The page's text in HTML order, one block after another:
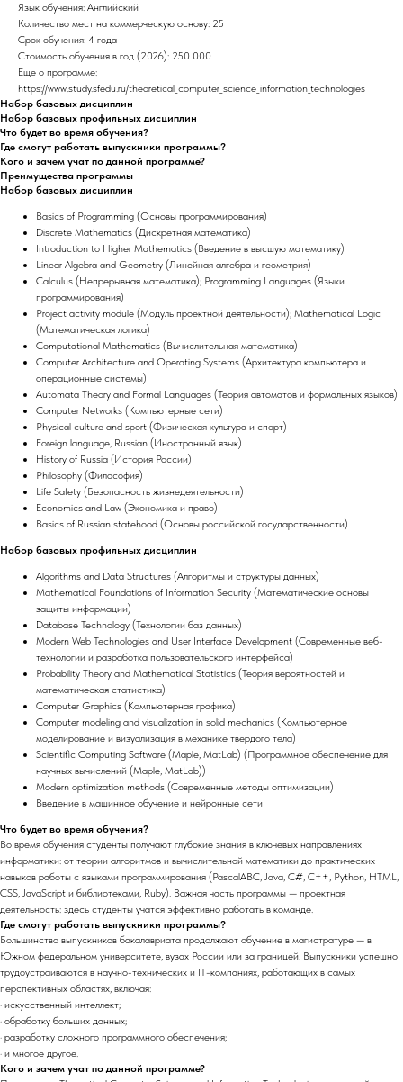
Язык обучения: Английский
Количество мест на коммерческую основу: 25
Срок обучения: 4 года
Стоимость обучения в год (2026): 250 000
Еще о программе:
https://www.study.sfedu.ru/theoretical_computer_science_information_technologies
Набор базовых дисциплин
Набор базовых профильных дисциплин
Что будет во время обучения?
Где смогут работать выпускники программы?
Кого и зачем учат по данной программе?
Преимущества программы
Набор базовых дисциплин
Basics of Programming (Основы программирования)
Discrete Mathematics (Дискретная математика)
Introduction to Higher Mathematics (Введение в высшую математику)
Linear Algebra and Geometry (Линейная алгебра и геометрия)
Calculus (Непрерывная математика); Programming Languages (Языки
программирования)
Project activity module (Модуль проектной деятельности); Mathematical Logic
(Математическая логика)
Computational Mathematics (Вычислительная математика)
Computer Architecture and Operating Systems (Архитектура компьютера и
операционные системы)
Automata Theory and Formal Languages (Теория автоматов и формальных языков)
Computer Networks (Компьютерные сети)
Physical culture and sport (Физическая культура и спорт)
Foreign language, Russian (Иностранный язык)
History of Russia (История России)
Philosophy (Философия)
Life Safety (Безопасность жизнедеятельности)
Economics and Law (Экономика и право)
Basics of Russian statehood (Основы российской государственности)
Набор базовых профильных дисциплин
Algorithms and Data Structures (Алгоритмы и структуры данных)
Mathematical Foundations of Information Security (Математические основы
защиты информации)
Database Technology (Технологии баз данных)
Modern Web Technologies and User Interface Development (Современные веб-
технологии и разработка пользовательского интерфейса)
Probability Theory and Mathematical Statistics (Теория вероятностей и
математическая статистика)
Computer Graphics (Компьютерная графика)
Computer modeling and visualization in solid mechanics (Компьютерное
моделирование и визуализация в механике твердого тела)
Scientific Computing Software (Maple, MatLab) (Программное обеспечение для
научных вычислений (Maple, MatLab))
Modern optimization methods (Современные методы оптимизации)
Введение в машинное обучение и нейронные сети
Что будет во время обучения?
Во время обучения студенты получают глубокие знания в ключевых направлениях
информатики: от теории алгоритмов и вычислительной математики до практических
навыков работы с языками программирования (PascalABC, Java, C#, C++, Python, HTML,
CSS, JavaScript и библиотеками, Ruby). Важная часть программы — проектная
деятельность: здесь студенты учатся эффективно работать в команде.
Где смогут работать выпускники программы?
Большинство выпускников бакалавриата продолжают обучение в магистратуре — в
Южном федеральном университете, вузах России или за границей. Выпускники успешно
трудоустраиваются в научно-технических и IT-компаниях, работающих в самых
перспективных областях, включая:
· искусственный интеллект;
· обработку больших данных;
· разработку сложного программного обеспечения;
· и многое другое.
Кого и зачем учат по данной программе?